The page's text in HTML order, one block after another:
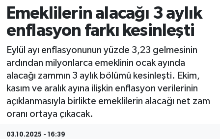
Emeklilerin alacağı 3 aylık
enflasyon farkı kesinleşti
Eylül ayı enflasyonunun yüzde 3,23 gelmesinin
ardından milyonlarca emeklinin ocak ayında
alacağı zammın 3 aylık bölümü kesinleşti. Ekim,
kasım ve aralık ayına ilişkin enflasyon verilerinin
açıklanmasıyla birlikte emeklilerin alacağı net zam
oranı ortaya çıkacak.
03.10.2025 - 16:39
Siyaset
Ekonomi
Yaşam
Kültür Sanat
Spor
Aydin Namaz Vakitleri
Aydın Trafik Yoğunluk Haritası
Süper Lig Puan Durumu ve Fikstür
Tüm Manşetler
Son Dakika Haberleri
Haber Arşivi